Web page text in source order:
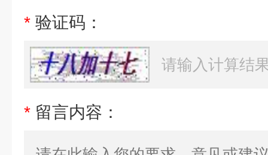
* 验证码：
* 留言内容：